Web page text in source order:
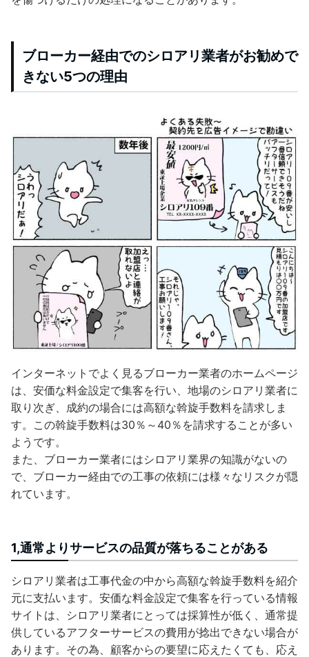
ブローカー経由でのシロアリ業者がお勧めで
きない5つの理由
インターネットでよく見るブローカー業者のホームページ
は、安価な料金設定で集客を行い、地場のシロアリ業者に
取り次ぎ、成約の場合には高額な斡旋手数料を請求しま
す。この斡旋手数料は30％～40％を請求することが多い
ようです。
また、ブローカー業者にはシロアリ業界の知識がないの
で、ブローカー経由での工事の依頼には様々なリスクが隠
れています。
1,通常よりサービスの品質が落ちることがある
シロアリ業者は工事代金の中から高額な斡旋手数料を紹介
元に支払います。安価な料金設定で集客を行っている情報
サイトは、シロアリ業者にとっては採算性が低く、通常提
供しているアフターサービスの費用が捻出できない場合が
あります。その為、顧客からの要望に応えたくても、応え